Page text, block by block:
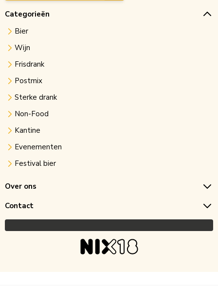
Categorieën
Bier
Wijn
Frisdrank
Postmix
Sterke drank
Non-Food
Kantine
Evenementen
Festival bier
Over ons
Contact